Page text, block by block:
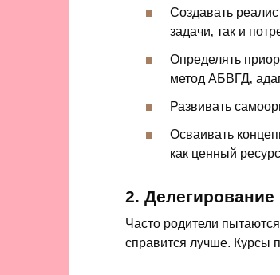
Создавать
задачи‚ так и
Определять
метод АБВГД‚
Развивать
Осваивать
как ценный
2.
Часто родители
справится лучше. Курсы